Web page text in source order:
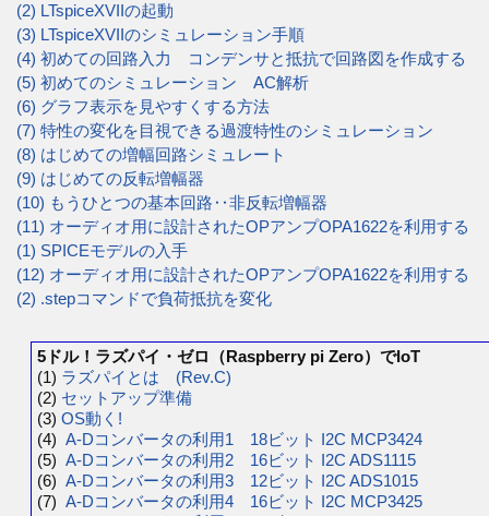
(2) LTspiceXVIIの起動
(3) LTspiceXVIIのシミュレーション手順
(4) 初めての回路入力 コンデンサと抵抗で回路図を作成する
(5) 初めてのシミュレーション AC解析
(6) グラフ表示を見やすくする方法
(7) 特性の変化を目視できる過渡特性のシミュレーション
(8) はじめての増幅回路シミュレート
(9) はじめての反転増幅器
(10) もうひとつの基本回路‥非反転増幅器
(11) オーディオ用に設計されたOPアンプOPA1622を利用する
(1) SPICEモデルの入手
(12) オーディオ用に設計されたOPアンプOPA1622を利用する
(2) .stepコマンドで負荷抵抗を変化
5ドル！ラズパイ・ゼロ（Raspberry pi Zero）でIoT
(1) ラズパイとは (Rev.C)
(2) セットアップ準備
(3) OS動く!
(4) A-Dコンバータの利用1 18ビット I2C MCP3424
(5) A-Dコンバータの利用2 16ビット I2C ADS1115
(6) A-Dコンバータの利用3 12ビット I2C ADS1015
(7) A-Dコンバータの利用4 16ビット I2C MCP3425